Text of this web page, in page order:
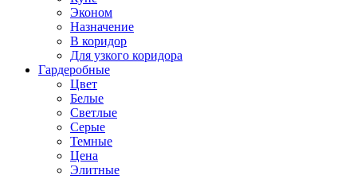
Эконом
Назначение
В коридор
Для узкого коридора
Гардеробные
Цвет
Белые
Светлые
Серые
Темные
Цена
Элитные